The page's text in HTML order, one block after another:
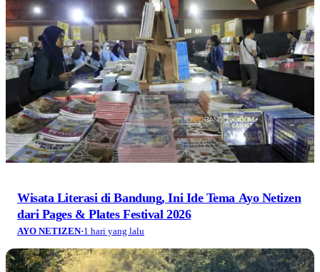
Wisata Literasi di Bandung, Ini Ide Tema Ayo Netizen
dari Pages & Plates Festival 2026
AYO NETIZEN·1 hari yang lalu